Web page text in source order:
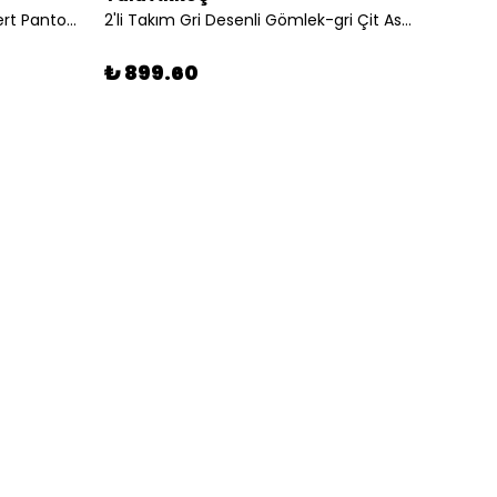
2'li Takım Beyaz Gömlek-lacivert Pantolon 2'li Takım Gri Desenli Gömlek-gri Çit Askılı Şort
₺ 899.60